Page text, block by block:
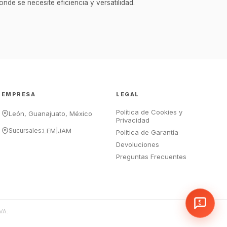
se necesite eficiencia y versatilidad.
Métodos de envío y entrega
Ver sucursales y contacto
EMPRESA
León, Guanajuato, México
Sucursales:LEM JAM
LEGAL
Política de Cookies y
Privacidad
Política de Garantía
Devoluciones
Preguntas Frecuentes